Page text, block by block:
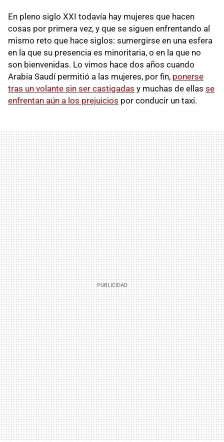
En pleno siglo XXI todavía hay mujeres que hacen
cosas por primera vez, y que se siguen enfrentando al
mismo reto que hace siglos: sumergirse en una esfera
en la que su presencia es minoritaria, o en la que no
son bienvenidas. Lo vimos hace dos años cuando
Arabia Saudí permitió a las mujeres, por fin, ponerse
tras un volante sin ser castigadas y muchas de ellas se
enfrentan aún a los prejuicios por conducir un taxi.